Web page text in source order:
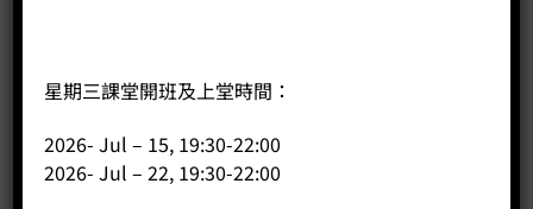
星期三課堂開班及上堂時間：
2026- Jul – 15, 19:30-22:00
2026- Jul – 22, 19:30-22:00